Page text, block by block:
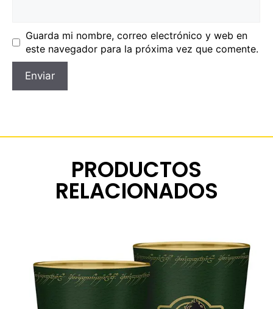
Guarda mi nombre, correo electrónico y web en
este navegador para la próxima vez que comente.
PRODUCTOS
RELACIONADOS